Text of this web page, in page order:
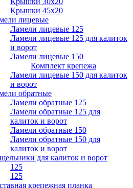
Крышки 45х20
лицевые
Ламели лицевые 125
Ламели лицевые 125 для калиток
и ворот
Ламели лицевые 150
Комплект крепежа
Ламели лицевые 150 для калиток
и ворот
обратные
Ламели обратные 125
Ламели обратные 125 для
калиток и ворот
Ламели обратные 150
Ламели обратные 150 для
калиток и ворот
для калиток и ворот
125
125
крепежная планка